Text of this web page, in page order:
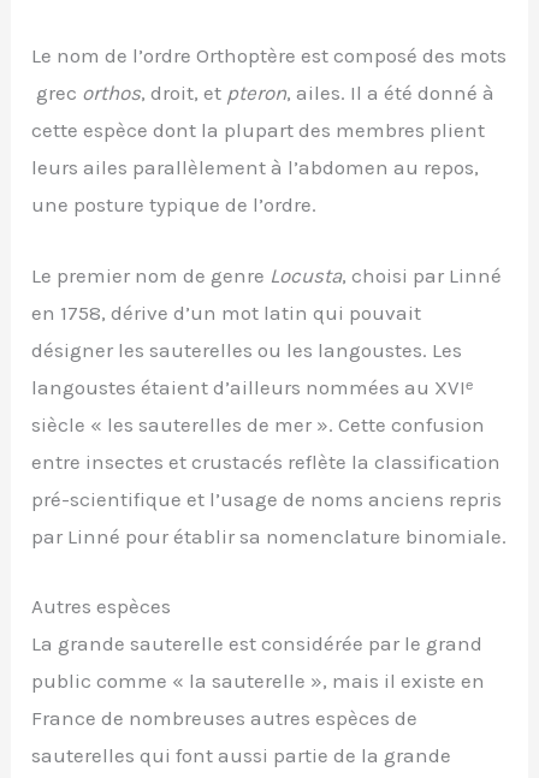
Le nom de l’ordre Orthoptère est composé des mots
grec orthos, droit, et pteron, ailes. Il a été donné à
cette espèce dont la plupart des membres plient
leurs ailes parallèlement à l’abdomen au repos,
une posture typique de l’ordre.
Le premier nom de genre Locusta, choisi par Linné
en 1758, dérive d’un mot latin qui pouvait
désigner les sauterelles ou les langoustes. Les
langoustes étaient d’ailleurs nommées au XVIᵉ
siècle « les sauterelles de mer ». Cette confusion
entre insectes et crustacés reflète la classification
pré-scientifique et l’usage de noms anciens repris
par Linné pour établir sa nomenclature binomiale.
Autres espèces
La grande sauterelle est considérée par le grand
public comme « la sauterelle », mais il existe en
France de nombreuses autres espèces de
sauterelles qui font aussi partie de la grande